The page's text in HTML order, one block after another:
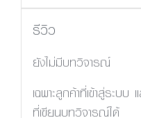
รีวิว
ยังไม่มีบทวิจารณ์
เฉพาะลูกค้าที่เข้าสู่ระบบ
ที่เขียนบทวิจารณ์ได้